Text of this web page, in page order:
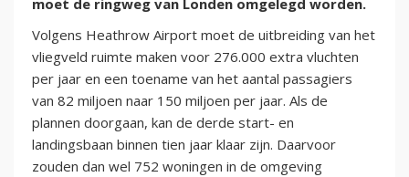
moet de ringweg van Londen omgelegd worden.
Volgens Heathrow Airport moet de uitbreiding van het
vliegveld ruimte maken voor 276.000 extra vluchten
per jaar en een toename van het aantal passagiers
van 82 miljoen naar 150 miljoen per jaar. Als de
plannen doorgaan, kan de derde start- en
landingsbaan binnen tien jaar klaar zijn. Daarvoor
zouden dan wel 752 woningen in de omgeving